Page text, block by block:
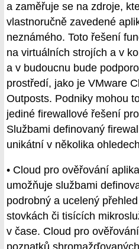
a zaměřuje se na zdroje,
vlastnoručně zavedené
neznámého. Toto řešení
na virtuálních strojích a v
a v budoucnu bude
prostředí, jako je VMware
Outposts. Podniky mohou
jediné firewallové řešení
Službami definovaný
unikátní v několika
• Cloud pro ověřování
umožňuje službami
podrobný a ucelený
stovkách či tisících
v čase. Cloud pro